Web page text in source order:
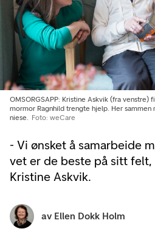
- Vi ønsket å samarbeide
vet er de beste på sitt
Kristine Askvik.
OMSORGSAPP: Kristine Askvik (fra venstre)
mormor Ragnhild trengte hjelp. Her sammen
niese.
Foto: weCare
av Ellen Dokk Holm